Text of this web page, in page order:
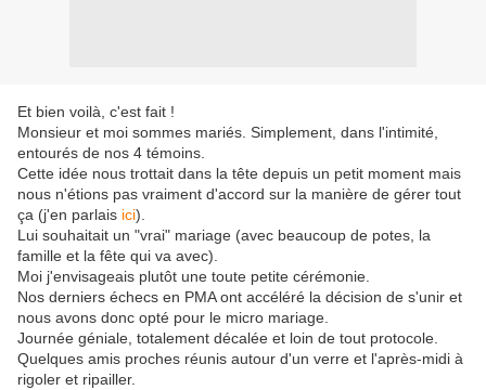
Et bien voilà, c'est fait !
Monsieur et moi sommes mariés. Simplement, dans l'intimité,
entourés de nos 4 témoins.
Cette idée nous trottait dans la tête depuis un petit moment mais
nous n'étions pas vraiment d'accord sur la manière de gérer tout
ça (j'en parlais ici).
Lui souhaitait un "vrai" mariage (avec beaucoup de potes, la
famille et la fête qui va avec).
Moi j'envisageais plutôt une toute petite cérémonie.
Nos derniers échecs en PMA ont accéléré la décision de s'unir et
nous avons donc opté pour le micro mariage.
Journée géniale, totalement décalée et loin de tout protocole.
Quelques amis proches réunis autour d'un verre et l'après-midi à
rigoler et ripailler.